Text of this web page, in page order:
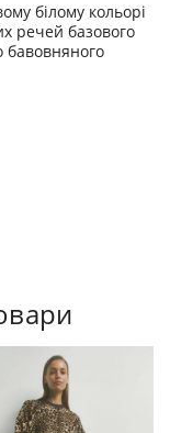
білому кольорі
речей базового
бавовняного